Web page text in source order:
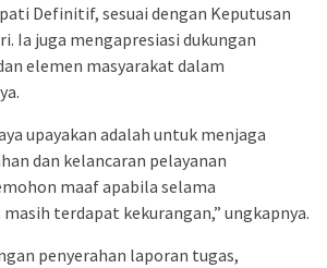
Definitif, sesuai dengan Keputusan
Ia juga mengapresiasi dukungan
elemen masyarakat dalam
upayakan adalah untuk menjaga
dan kelancaran pelayanan
maaf apabila selama
terdapat kekurangan,” ungkapnya.
penyerahan laporan tugas,